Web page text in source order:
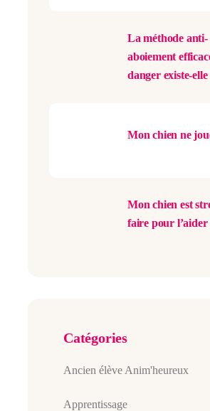
La méthode anti-
aboiement
danger existe-elle
Mon chien ne
Mon chien est
faire pour l’aider
Catégories
Ancien élève Anim'heureux
Apprentissage